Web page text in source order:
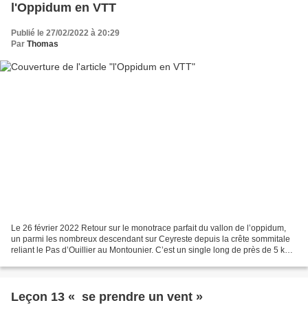
l'Oppidum en VTT
Publié le 27/02/2022 à 20:29
Par Thomas
Le 26 février 2022 Retour sur le monotrace parfait du vallon de l’oppidum,
un parmi les nombreux descendant sur Ceyreste depuis la crête sommitale
reliant le Pas d’Ouillier au Montounier. C’est un single long de près de 5 km
Leçon 13 « se prendre un vent »